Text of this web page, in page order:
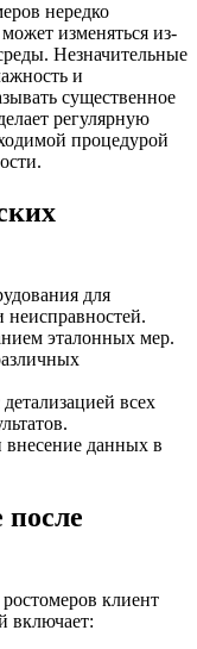
нередко
изменяться из-
Незначительные
и
существенное
регулярную
процедурой
для
эталонных мер.
всех
внесение данных в
клиент
включает: